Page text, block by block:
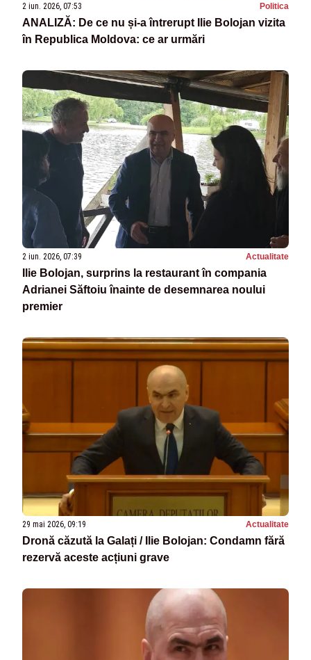
2 iun. 2026, 07:53 Politica
ANALIZĂ: De ce nu și-a întrerupt Ilie Bolojan vizita
în Republica Moldova: ce ar urmări
2 iun. 2026, 07:39 Actualitate
Ilie Bolojan, surprins la restaurant în compania
Adrianei Săftoiu înainte de desemnarea noului
premier
29 mai 2026, 09:19 Actualitate
Dronă căzută la Galați / Ilie Bolojan: Condamn fără
rezervă aceste acțiuni grave